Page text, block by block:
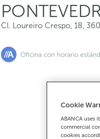
Cl. Loureiro Crespo, 18,
Oficina con horario
Se
Cookie
ABANCA uses
commercial
cookies